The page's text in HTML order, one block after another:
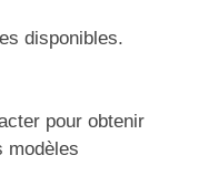
disponibles.
pour obtenir
modèles